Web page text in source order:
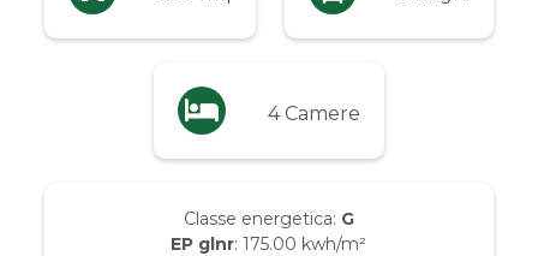
4 Camere
Classe energetica: G
EP glnr: 175.00 kwh/m²
Da € 10.000 a € 20.000